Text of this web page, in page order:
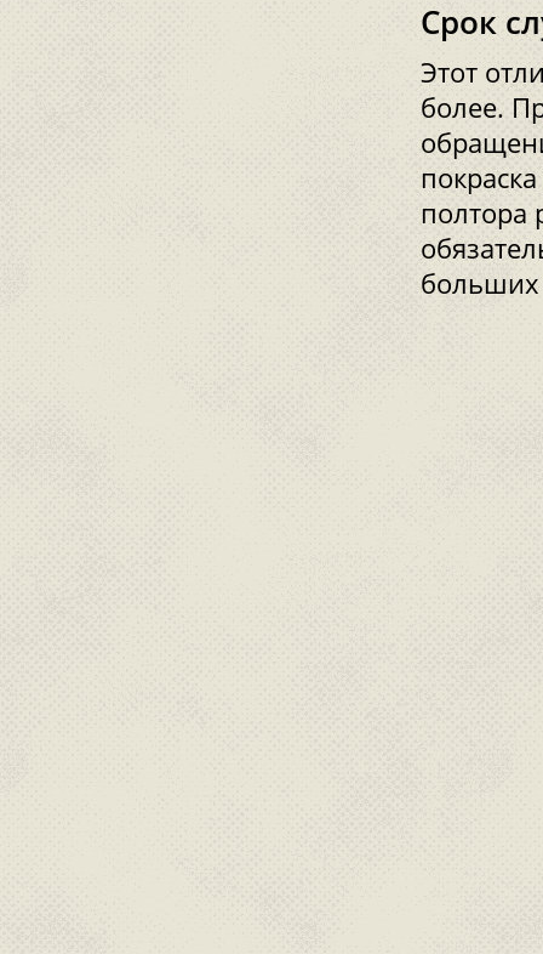
Срок
Этот
более.
полтора
больших